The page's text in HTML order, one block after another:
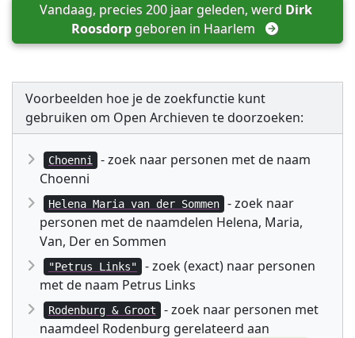
Vandaag, precies 200 jaar geleden, werd Dirk
Roosdorp geboren in Haarlem
Voorbeelden hoe je de zoekfunctie kunt
gebruiken om Open Archieven te doorzoeken:
Choenni
- zoek naar personen met de naam
Choenni
Helena Maria van der Sommen
- zoek naar
personen met de naamdelen Helena, Maria,
Van, Der en Sommen
"Petrus Links"
- zoek (exact) naar personen
met de naam Petrus Links
Rodenburg & Groot
- zoek naar personen met
naamdeel Rodenburg gerelateerd aan